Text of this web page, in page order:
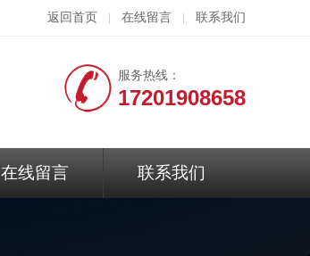
返回首页 在线留言 联系我们
服务热线：
17201908658
在线留言 联系我们